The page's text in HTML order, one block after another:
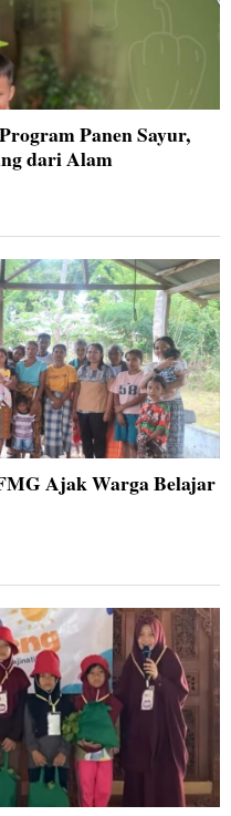
Panen Sayur,
dari Alam
Ajak Warga Belajar